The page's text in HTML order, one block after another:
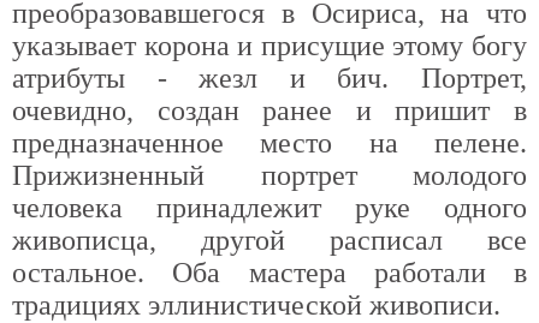
преобразовавшегося в Осириса, на что
указывает корона и присущие этому богу
атрибуты - жезл и бич. Портрет,
очевидно, создан ранее и пришит в
предназначенное место на пелене.
Прижизненный портрет молодого
человека принадлежит руке одного
живописца, другой расписал все
остальное. Оба мастера работали в
традициях эллинистической живописи.